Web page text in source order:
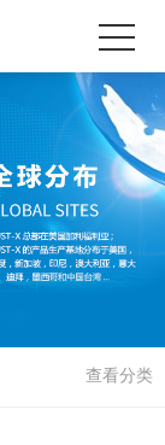
查看分类